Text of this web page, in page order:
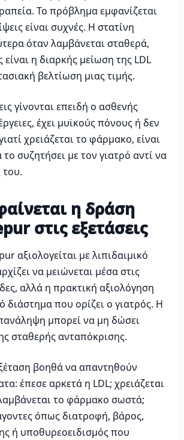
Το πρόβλημα εμφανίζεται
είναι συχνές. Η στατίνη
όταν λαμβάνεται σταθερά,
είναι η διαρκής μείωση της LDL
βελτίωση μιας τιμής.
γίνονται επειδή ο ασθενής
έχει μυϊκούς πόνους ή δεν
χρειάζεται το φάρμακο, είναι
συζητήσει με τον γιατρό αντί να
του.
η δράση
στις εξετάσεις
αξιολογείται με λιπιδαιμικό
να μειώνεται μέσα στις
αλλά η πρακτική αξιολόγηση
διάστημα που ορίζει ο γιατρός. Η
μπορεί να μη δώσει
σταθερής ανταπόκρισης.
βοηθά να απαντηθούν
έπεσε αρκετά η LDL; χρειάζεται
το φάρμακο σωστά;
όπως διατροφή, βάρος,
ή υποθυρεοειδισμός που